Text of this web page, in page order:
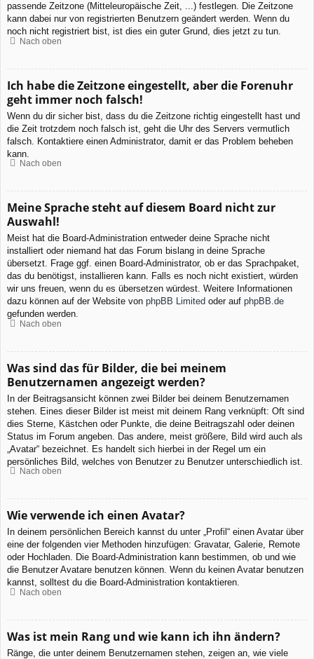
passende Zeitzone (Mitteleuropäische Zeit, ...) festlegen. Die Zeitzone
kann dabei nur von registrierten Benutzern geändert werden. Wenn du
noch nicht registriert bist, ist dies ein guter Grund, dies jetzt zu tun.
Nach oben
Ich habe die Zeitzone eingestellt, aber die Forenuhr
geht immer noch falsch!
Wenn du dir sicher bist, dass du die Zeitzone richtig eingestellt hast und
die Zeit trotzdem noch falsch ist, geht die Uhr des Servers vermutlich
falsch. Kontaktiere einen Administrator, damit er das Problem beheben
kann.
Nach oben
Meine Sprache steht auf diesem Board nicht zur
Auswahl!
Meist hat die Board-Administration entweder deine Sprache nicht
installiert oder niemand hat das Forum bislang in deine Sprache
übersetzt. Frage ggf. einen Board-Administrator, ob er das Sprachpaket,
das du benötigst, installieren kann. Falls es noch nicht existiert, würden
wir uns freuen, wenn du es übersetzen würdest. Weitere Informationen
dazu können auf der Website von phpBB Limited oder auf phpBB.de
gefunden werden.
Nach oben
Was sind das für Bilder, die bei meinem
Benutzernamen angezeigt werden?
In der Beitragsansicht können zwei Bilder bei deinem Benutzernamen
stehen. Eines dieser Bilder ist meist mit deinem Rang verknüpft: Oft sind
dies Sterne, Kästchen oder Punkte, die deine Beitragszahl oder deinen
Status im Forum angeben. Das andere, meist größere, Bild wird auch als
„Avatar“ bezeichnet. Es handelt sich hierbei in der Regel um ein
persönliches Bild, welches von Benutzer zu Benutzer unterschiedlich ist.
Nach oben
Wie verwende ich einen Avatar?
In deinem persönlichen Bereich kannst du unter „Profil“ einen Avatar über
eine der folgenden vier Methoden hinzufügen: Gravatar, Galerie, Remote
oder Hochladen. Die Board-Administration kann bestimmen, ob und wie
die Benutzer Avatare benutzen können. Wenn du keinen Avatar benutzen
kannst, solltest du die Board-Administration kontaktieren.
Nach oben
Was ist mein Rang und wie kann ich ihn ändern?
Ränge, die unter deinem Benutzernamen stehen, zeigen an, wie viele